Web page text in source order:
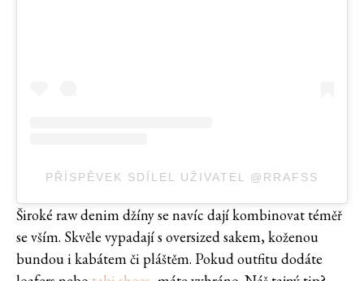
PŘÍSPĚVEK SDÍLEL UŽIVATEL @RRAFSS
Široké raw denim džíny se navíc dají kombinovat téměř
se vším. Skvěle vypadají s oversized sakem, koženou
bundou i kabátem či pláštěm. Pokud outfitu dodáte